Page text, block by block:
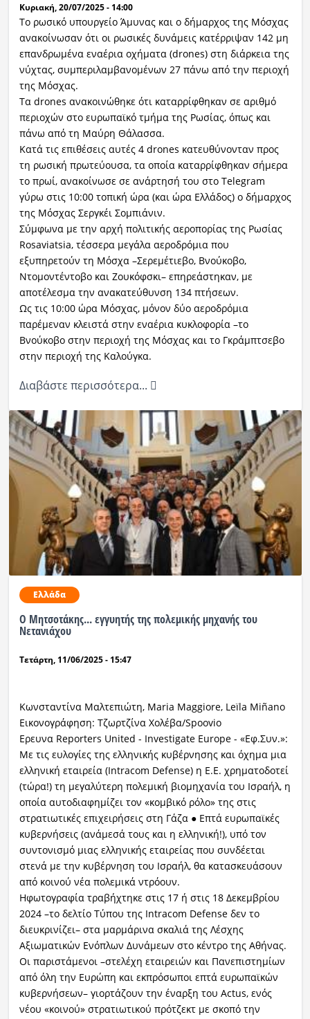
Κυριακή, 20/07/2025 - 14:00
Το ρωσικό υπουργείο Άμυνας και ο δήμαρχος της Μόσχας
ανακοίνωσαν ότι οι ρωσικές δυνάμεις κατέρριψαν 142 μη
επανδρωμένα εναέρια οχήματα (drones) στη διάρκεια της
νύχτας, συμπεριλαμβανομένων 27 πάνω από την περιοχή
της Μόσχας.
Τα drones ανακοινώθηκε ότι καταρρίφθηκαν σε αριθμό
περιοχών στο ευρωπαϊκό τμήμα της Ρωσίας, όπως και
πάνω από τη Μαύρη Θάλασσα.
Κατά τις επιθέσεις αυτές 4 drones κατευθύνονταν προς
τη ρωσική πρωτεύουσα, τα οποία καταρρίφθηκαν σήμερα
το πρωί, ανακοίνωσε σε ανάρτησή του στο Telegram
γύρω στις 10:00 τοπική ώρα (και ώρα Ελλάδος) ο δήμαρχος
της Μόσχας Σεργκέι Σομπιάνιν.
Σύμφωνα με την αρχή πολιτικής αεροπορίας της Ρωσίας
Rosaviatsia, τέσσερα μεγάλα αεροδρόμια που
εξυπηρετούν τη Μόσχα –Σερεμέτιεβο, Βνούκοβο,
Ντομοντέντοβο και Ζουκόφσκι– επηρεάστηκαν, με
αποτέλεσμα την ανακατεύθυνση 134 πτήσεων.
Ως τις 10:00 ώρα Μόσχας, μόνον δύο αεροδρόμια
παρέμεναν κλειστά στην εναέρια κυκλοφορία –το
Βνούκοβο στην περιοχή της Μόσχας και το Γκράμπτσεβο
στην περιοχή της Καλούγκα.
Διαβάστε περισσότερα...
Ελλάδα
Ο Μητσοτάκης... εγγυητής της πολεμικής μηχανής του
Νετανιάχου
Τετάρτη, 11/06/2025 - 15:47
Κωνσταντίνα Μαλτεπιώτη, Maria Maggiore, Leïla Miñano
Εικονογράφηση: Τζωρτζίνα Χολέβα/Spoovio
Ερευνα Reporters United - Investigate Europe - «Εφ.Συν.»:
Με τις ευλογίες της ελληνικής κυβέρνησης και όχημα μια
ελληνική εταιρεία (Intracom Defense) η Ε.Ε. χρηματοδοτεί
(τώρα!) τη μεγαλύτερη πολεμική βιομηχανία του Ισραήλ, η
οποία αυτοδιαφημίζει τον «κομβικό ρόλο» της στις
στρατιωτικές επιχειρήσεις στη Γάζα ● Επτά ευρωπαϊκές
κυβερνήσεις (ανάμεσά τους και η ελληνική!), υπό τον
συντονισμό μιας ελληνικής εταιρείας που συνδέεται
στενά με την κυβέρνηση του Ισραήλ, θα κατασκευάσουν
από κοινού νέα πολεμικά ντρόουν.
Ηφωτογραφία τραβήχτηκε στις 17 ή στις 18 Δεκεμβρίου
2024 –το δελτίο Τύπου της Intracom Defense δεν το
διευκρινίζει– στα μαρμάρινα σκαλιά της Λέσχης
Αξιωματικών Ενόπλων Δυνάμεων στο κέντρο της Αθήνας.
Οι παριστάμενοι –στελέχη εταιρειών και Πανεπιστημίων
από όλη την Ευρώπη και εκπρόσωποι επτά ευρωπαϊκών
κυβερνήσεων– γιορτάζουν την έναρξη του Actus, ενός
νέου «κοινού» στρατιωτικού πρότζεκτ με σκοπό την